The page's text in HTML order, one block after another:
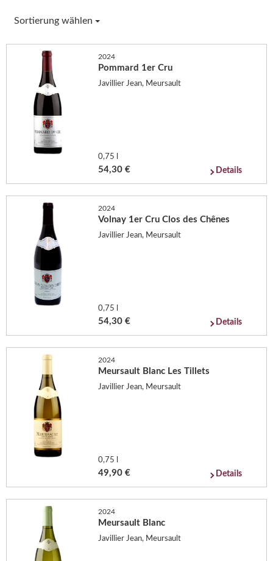
Sortierung wählen
2024
Pommard 1er Cru
Javillier Jean, Meursault
0,75 l
54,30 € Details
2024
Volnay 1er Cru Clos des Chênes
Javillier Jean, Meursault
0,75 l
54,30 € Details
2024
Meursault Blanc Les Tillets
Javillier Jean, Meursault
0,75 l
49,90 € Details
2024
Meursault Blanc
Javillier Jean, Meursault